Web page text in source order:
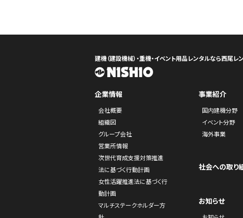
建機（建設機械）・重機・イベント用品レンタルなら西尾レ
企業情報
会社概要
組織図
グループ会社
営業所情報
次世代育成支援対策推進
法に基づく行動計画
女性活躍推進法に基づく行
動計画
マルチステークホルダー方
事業紹介
国内建機分野
イベント分野
海外事業
社会への取り
お知らせ